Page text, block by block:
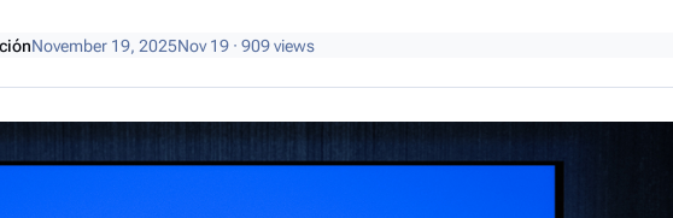
November 19, 2025Nov 19· 909 views